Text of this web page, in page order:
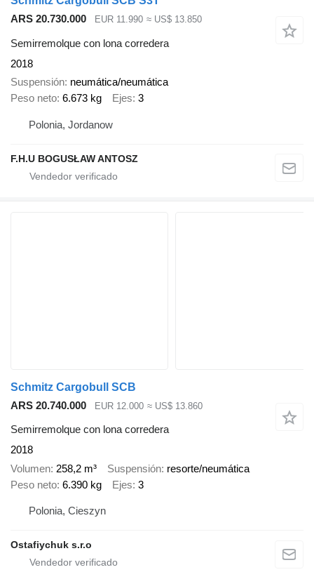
ARS 20.730.000
EUR 11.990 ≈ US$ 13.850
Semirremolque con lona corredera
2018
Suspensión neumática/neumática
Peso neto 6.673 kg Ejes 3
Polonia, Jordanow
F.H.U BOGUSŁAW ANTOSZ
Schmitz Cargobull SCB
ARS 20.740.000
EUR 12.000 ≈ US$ 13.860
Semirremolque con lona corredera
2018
Volumen 258,2 m³ Suspensión resorte/neumática
Peso neto 6.390 kg Ejes 3
Polonia, Cieszyn
Ostafiychuk s.r.o